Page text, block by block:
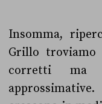
Insomma,
Grillo troviamo
corretti ma